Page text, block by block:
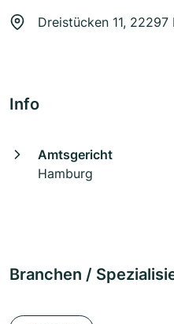
Dreistücken 11, 22297
Info
Amtsgericht
Hamburg
Branchen /